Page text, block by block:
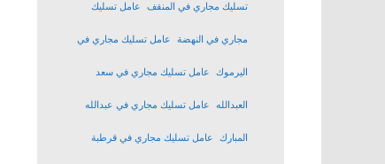
تسليك مجاري في المنقف عامل تسليك
مجاري في النهضة عامل تسليك مجاري في
اليرموك عامل تسليك مجاري في سعد
العبدالله عامل تسليك مجاري في عبدالله
المبارك عامل تسليك مجاري في قرطبة